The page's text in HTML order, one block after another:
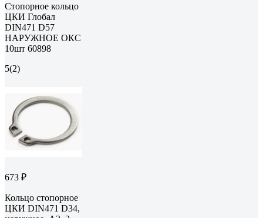
Стопорное кольцо
ЦКИ Глобал
DIN471 D57
НАРУЖНОЕ ОКС
10шт 60898
5(2)
673 ₽
Кольцо стопорное
ЦКИ DIN471 D34,